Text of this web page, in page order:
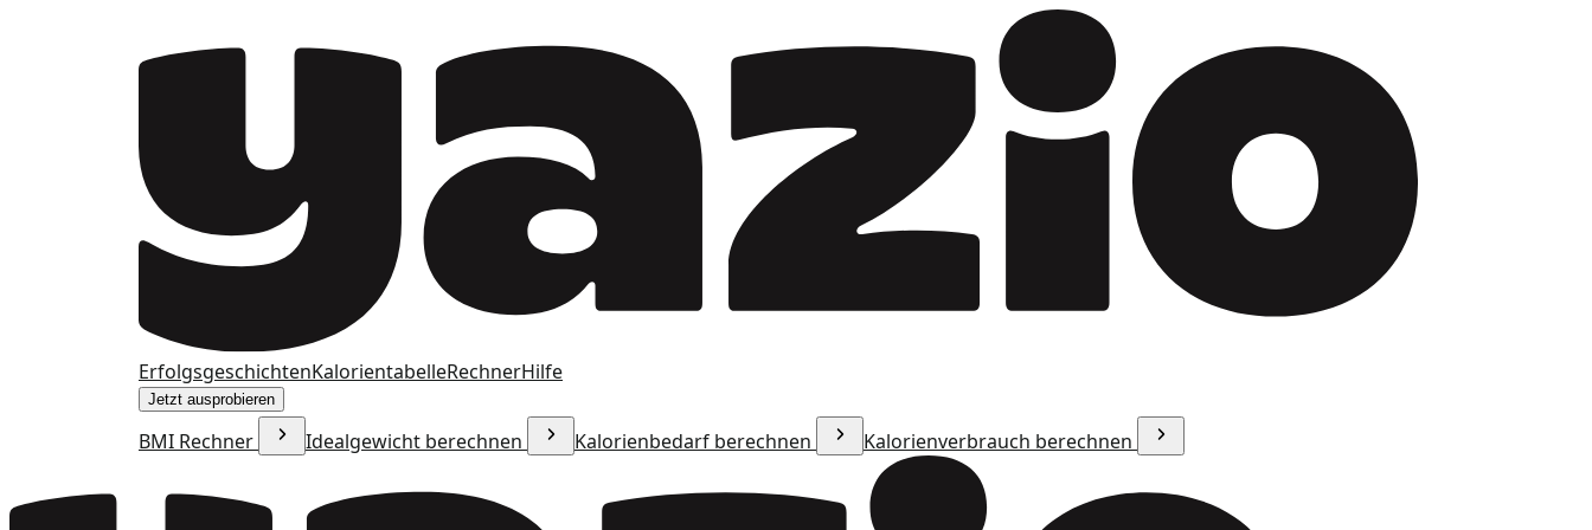
ErfolgsgeschichtenKalorientabelleRechnerHilfe
Jetzt ausprobieren
BMI Rechner Idealgewicht berechnen Kalorienbedarf berechnen Kalorienverbrauch berechnen